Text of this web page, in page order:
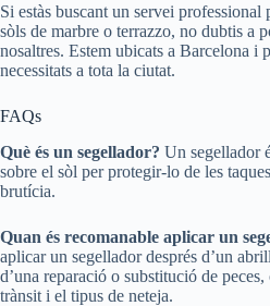
Si estàs buscant un servei
sòls de marbre o terrazzo, no dubtis a
nosaltres. Estem ubicats a Barcelona i
necessitats a tota la ciutat.
FAQs
Què és un segellador? Un segellador
sobre el sòl per protegir-lo de les
brutícia.
Quan és recomanable aplicar un
aplicar un segellador després d’un
d’una reparació o substitució de
trànsit i el tipus de neteja.